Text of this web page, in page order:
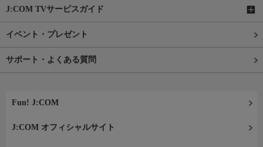
J:COM TVサービスガイド
イベント・プレゼント
サポート・よくある質問
Fun! J:COM
J:COM オフィシャルサイト